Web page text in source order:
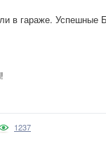
гараже. Успешные
1237